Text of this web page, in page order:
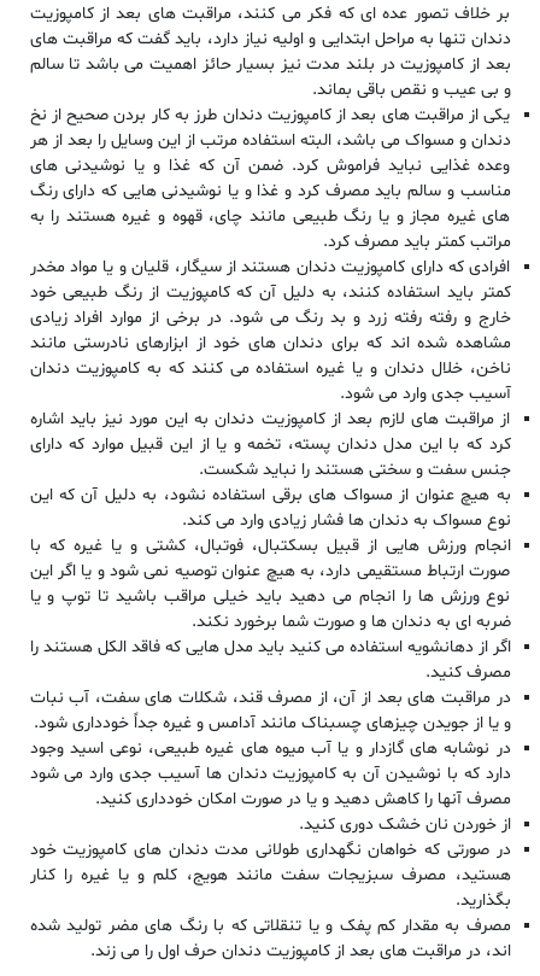
بر خلاف تصور عده ای که فکر می کنند، مراقبت های بعد از کامپوزیت
دندان تنها به مراحل ابتدایی و اولیه نیاز دارد، باید گفت که مراقبت های
بعد از کامپوزیت در بلند مدت نیز بسیار حائز اهمیت می باشد تا سالم
و بی عیب و نقص باقی بماند.
یکی از مراقبت های بعد از کامپوزیت دندان طرز به کار بردن صحیح از نخ
دندان و مسواک می باشد، البته استفاده مرتب از این وسایل را بعد از هر
وعده غذایی نباید فراموش کرد. ضمن آن که غذا و یا نوشیدنی های
مناسب و سالم باید مصرف کرد و غذا و یا نوشیدنی هایی که دارای رنگ
های غیره مجاز و یا رنگ طبیعی مانند چای، قهوه و غیره هستند را به
مراتب کمتر باید مصرف کرد.
افرادی که دارای کامپوزیت دندان هستند از سیگار، قلیان و یا مواد مخدر
کمتر باید استفاده کنند، به دلیل آن که کامپوزیت از رنگ طبیعی خود
خارج و رفته رفته زرد و بد رنگ می شود. در برخی از موارد افراد زیادی
مشاهده شده اند که برای دندان های خود از ابزارهای نادرستی مانند
ناخن، خلال دندان و یا غیره استفاده می کنند که به کامپوزیت دندان
آسیب جدی وارد می شود.
از مراقبت های لازم بعد از کامپوزیت دندان به این مورد نیز باید اشاره
کرد که با این مدل دندان پسته، تخمه و یا از این قبیل موارد که دارای
جنس سفت و سختی هستند را نباید شکست.
به هیچ عنوان از مسواک های برقی استفاده نشود، به دلیل آن که این
نوع مسواک به دندان ها فشار زیادی وارد می کند.
انجام ورزش هایی از قبیل بسکتبال، فوتبال، کشتی و یا غیره که با
صورت ارتباط مستقیمی دارد، به هیچ عنوان توصیه نمی شود و یا اگر این
نوع ورزش ها را انجام می دهید باید خیلی مراقب باشید تا توپ و یا
ضربه ای به دندان ها و صورت شما برخورد نکند.
اگر از دهانشویه استفاده می کنید باید مدل هایی که فاقد الکل هستند را
مصرف کنید.
در مراقبت های بعد از آن، از مصرف قند، شکلات های سفت، آب نبات
و یا از جویدن چیزهای چسبناک مانند آدامس و غیره جداً خودداری شود.
در نوشابه های گازدار و یا آب میوه های غیره طبیعی، نوعی اسید وجود
دارد که با نوشیدن آن به کامپوزیت دندان ها آسیب جدی وارد می شود
مصرف آنها را کاهش دهید و یا در صورت امکان خودداری کنید.
از خوردن نان خشک دوری کنید.
در صورتی که خواهان نگهداری طولانی مدت دندان های کامپوزیت خود
هستید، مصرف سبزیجات سفت مانند هویج، کلم و یا غیره را کنار
بگذارید.
مصرف به مقدار کم پفک و یا تنقلاتی که با رنگ های مضر تولید شده
اند، در مراقبت های بعد از کامپوزیت دندان حرف اول را می زند.